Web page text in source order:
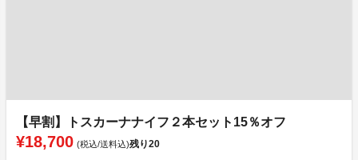
【早割】トスカーナナイフ２本セット15％オフ
¥18,700 (税込/送料込)残り20